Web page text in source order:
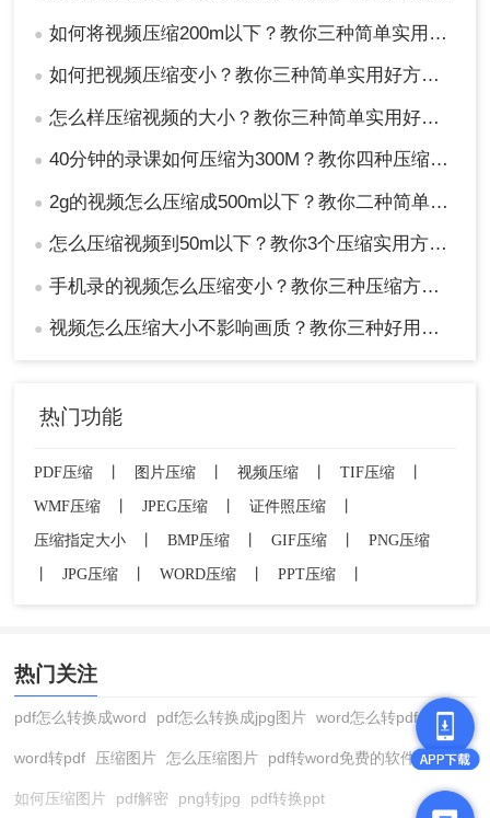
效率，你可以根据实际需求选择合适的编码格式。
总结：
以上就是如何将视频压缩到300MB以下的方法介绍
了，通过使用视频编辑软件、在线视频压缩工具或
者手动调整视频参数，你可以轻松将视频压缩到
300MB以下，以便更方便地共享和传输。选择适合
轻松处理大型视频文件。
● 如何将视频压缩200m以下？教你三种简单实用好方法！
● 如何把视频压缩变小？教你三种简单实用好方法！
● 怎么样压缩视频的大小？教你三种简单实用好方法！
● 40分钟的录课如何压缩为300M？教你四种压缩方法！
● 2g的视频怎么压缩成500m以下？教你二种简单实用好方法！
● 怎么压缩视频到50m以下？教你3个压缩实用方法！
● 手机录的视频怎么压缩变小？教你三种压缩方法！
● 视频怎么压缩大小不影响画质？教你三种好用压缩方法！
热门功能
PDF压缩 图片压缩 视频压缩 TIF压缩
WMF压缩
JPEG压缩 证件照压缩
压缩指定大小
BMP压缩 GIF压缩
PNG压缩
JPG压缩 WORD压缩 PPT压缩
热门关注
pdf怎么转换成word pdf怎么转换成jpg图片 word怎么转pdf
word转pdf 压缩图片 怎么压缩图片 pdf转word免费的软件
如何压缩图片 pdf解密 png转jpg pdf转换ppt